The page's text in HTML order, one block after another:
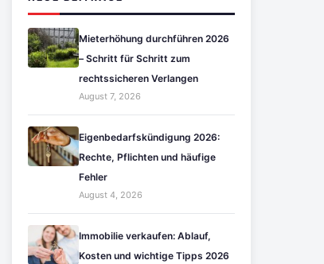
Mieterhöhung durchführen 2026
– Schritt für Schritt zum
rechtssicheren Verlangen
August 7, 2026
Eigenbedarfskündigung 2026:
Rechte, Pflichten und häufige
Fehler
August 4, 2026
Immobilie verkaufen: Ablauf,
Kosten und wichtige Tipps 2026